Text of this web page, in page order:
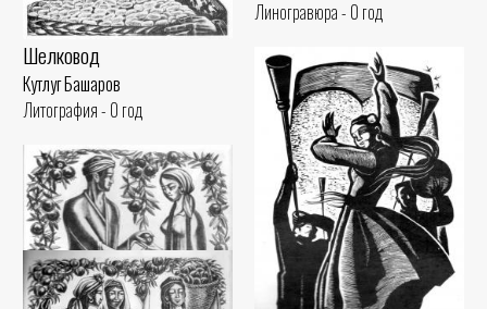
Линогравюра - 0 год
Шелковод
Кутлуг Башаров
Литография - 0 год